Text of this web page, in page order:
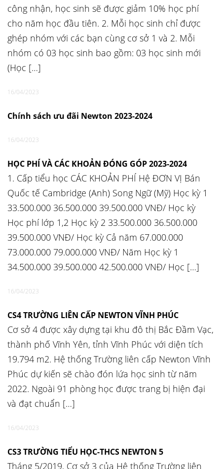
công nhận, học sinh sẽ được giảm 10% học phí
cho năm học đầu tiên. 2. Mỗi học sinh chỉ được
ghép nhóm với các bạn cùng cơ sở 1 và 2. Mỗi
nhóm có 03 học sinh bao gồm: 03 học sinh mới
(Học […]
16/04/2023
Chính sách ưu đãi Newton 2023-2024
16/04/2023
HỌC PHÍ VÀ CÁC KHOẢN ĐÓNG GÓP 2023-2024
1. Cấp tiểu học CÁC KHOẢN PHÍ Hệ ĐƠN VỊ Bán
Quốc tế Cambridge (Anh) Song Ngữ (Mỹ) Học kỳ 1
33.500.000 36.500.000 39.500.000 VNĐ/ Học kỳ
Học phí lớp 1,2 Học kỳ 2 33.500.000 36.500.000
39.500.000 VNĐ/ Học kỳ Cả năm 67.000.000
73.000.000 79.000.000 VNĐ/ Năm Học kỳ 1
34.500.000 39.500.000 42.500.000 VNĐ/ Học […]
16/04/2023
CS4 TRƯỜNG LIÊN CẤP NEWTON VĨNH PHÚC
Cơ sở 4 được xây dựng tại khu đô thị Bắc Đầm Vạc,
thành phố Vĩnh Yên, tỉnh Vĩnh Phúc với diện tích
19.794 m2. Hệ thống Trường liên cấp Newton Vĩnh
Phúc dự kiến sẽ chào đón lứa học sinh từ năm
2022. Ngoài 91 phòng học được trang bị hiện đại
và đạt chuẩn […]
16/04/2023
CS3 TRƯỜNG TIỂU HỌC-THCS NEWTON 5
Tháng 5/2019, Cơ sở 3 của Hệ thống Trường liên